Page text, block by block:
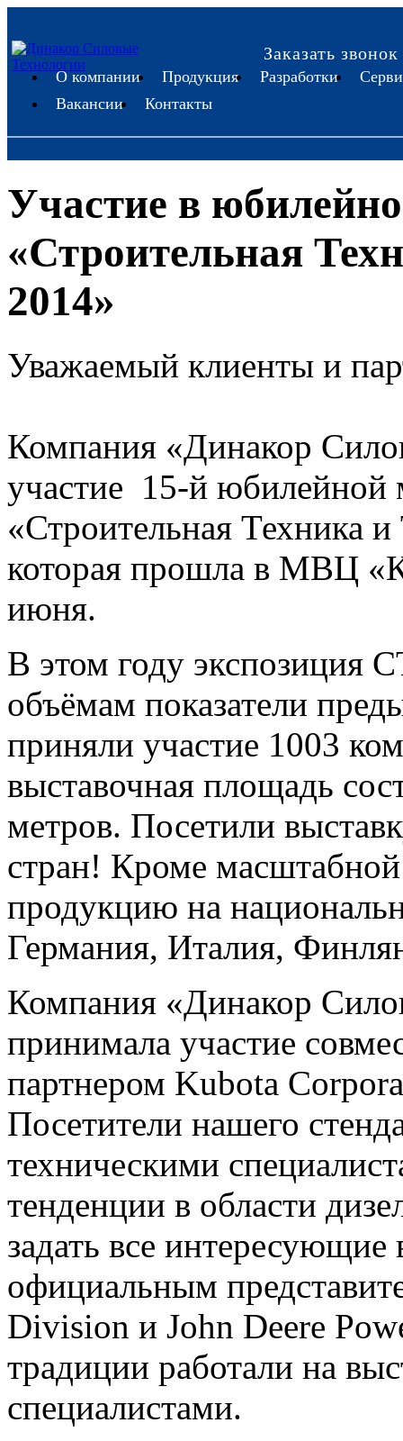
Заказать звонок
О компании Продукция Разработки
Вакансии
Контакты
Участие в
«Строительная
2014»
Уважаемый клиенты и
Компания «Динакор
участие 15-й юбилейной
«Строительная Техника
которая прошла в МВЦ
июня.
В этом году экспозиция
объёмам показатели
приняли участие 1003
выставочная площадь
метров. Посетили
стран! Кроме
продукцию на
Германия, Италия,
Компания «Динакор
принимала участие
партнером Kubota
Посетители нашего
техническими
тенденции в области
задать все
официальным
Division и John Deere
традиции работали на
специалистами.